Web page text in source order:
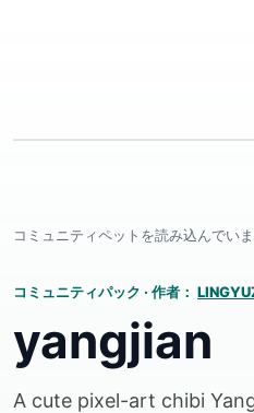
コミュニティペットを読み込んでい
コミュニティパック · 作者：
yangjian
A cute pixel-art chibi